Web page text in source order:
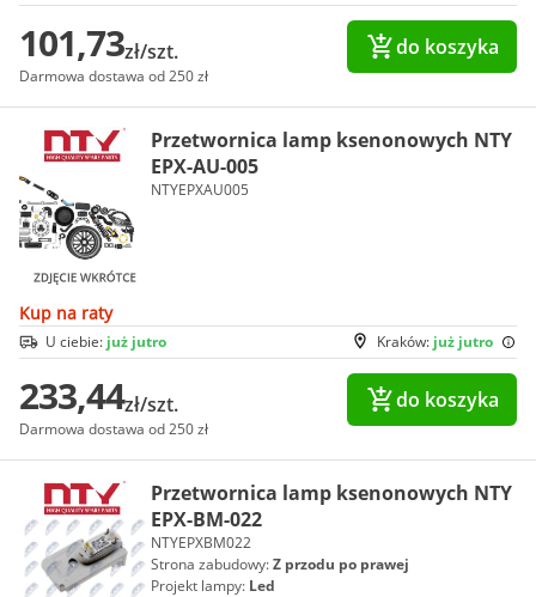
101,73zł/szt.
Darmowa dostawa od 250 zł
do koszyka
Przetwornica lamp ksenonowych NTY
EPX-AU-005
NTYEPXAU005
Kup na raty
Kraków: już jutro
U ciebie: już jutro
233,44zł/szt.
Darmowa dostawa od 250 zł
do koszyka
Przetwornica lamp ksenonowych NTY
EPX-BM-022
NTYEPXBM022
Strona zabudowy:Z przodu po prawej
Projekt lampy: Led